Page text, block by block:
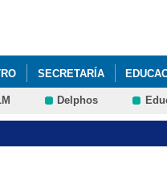
SECRETARÍA
CURRICULARES 1º Y 2º
Delphos